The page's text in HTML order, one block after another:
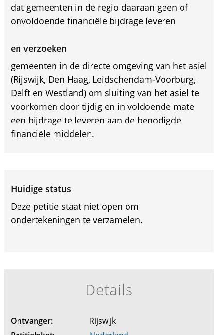
dat gemeenten in de regio daaraan geen of
onvoldoende financiële bijdrage leveren
en verzoeken
gemeenten in de directe omgeving van het asiel
(Rijswijk, Den Haag, Leidschendam-Voorburg,
Delft en Westland) om sluiting van het asiel te
voorkomen door tijdig en in voldoende mate
een bijdrage te leveren aan de benodigde
financiële middelen.
Huidige status
Deze petitie staat niet open om
ondertekeningen te verzamelen.
Details
Ontvanger:
Rijswijk